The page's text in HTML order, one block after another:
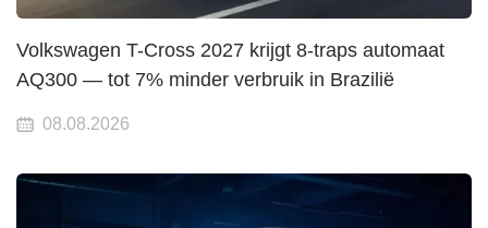
Volkswagen T-Cross 2027 krijgt 8-traps automaat
AQ300 — tot 7% minder verbruik in Brazilië
08.08.2026